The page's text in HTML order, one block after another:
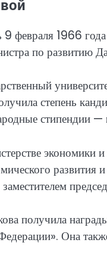
9 февраля 1966
по развитию
степень
экономики
развития
получила
Она